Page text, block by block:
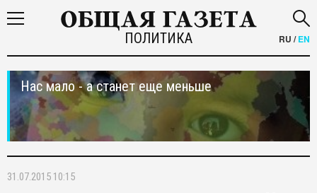
ПОЛИТИКА RU /EN
Нас мало - а станет еще меньше
31.07.2015 10:15